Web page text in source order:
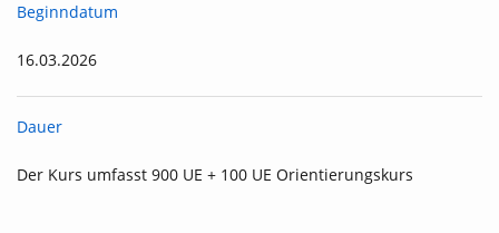
Beginndatum
16.03.2026
Dauer
Der Kurs umfasst 900 UE + 100 UE Orientierungskurs